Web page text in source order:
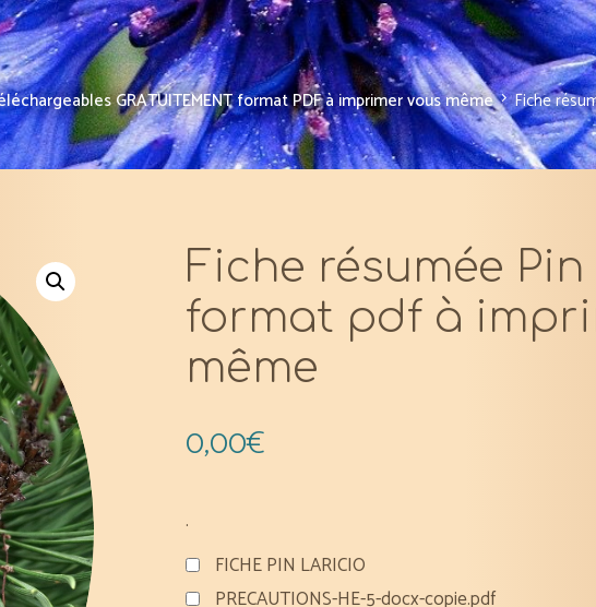
GRATUITEMENT format PDF à imprimer vous même Fiche
Fiche résumée
format pdf à
même
0,00€
.
FICHE PIN LARICIO
PRECAUTIONS-HE-5-docx-copie.pdf